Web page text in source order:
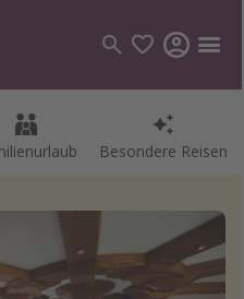
Besondere Reisen